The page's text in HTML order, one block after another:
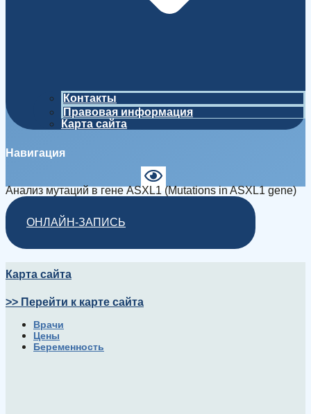
Контакты
Правовая информация
Карта сайта
Навигация
Анализ мутаций в гене ASXL1 (Mutations in ASXL1 gene)
ОНЛАЙН-ЗАПИСЬ
Карта сайта
>> Перейти к карте сайта
Врачи
Цены
Беременность